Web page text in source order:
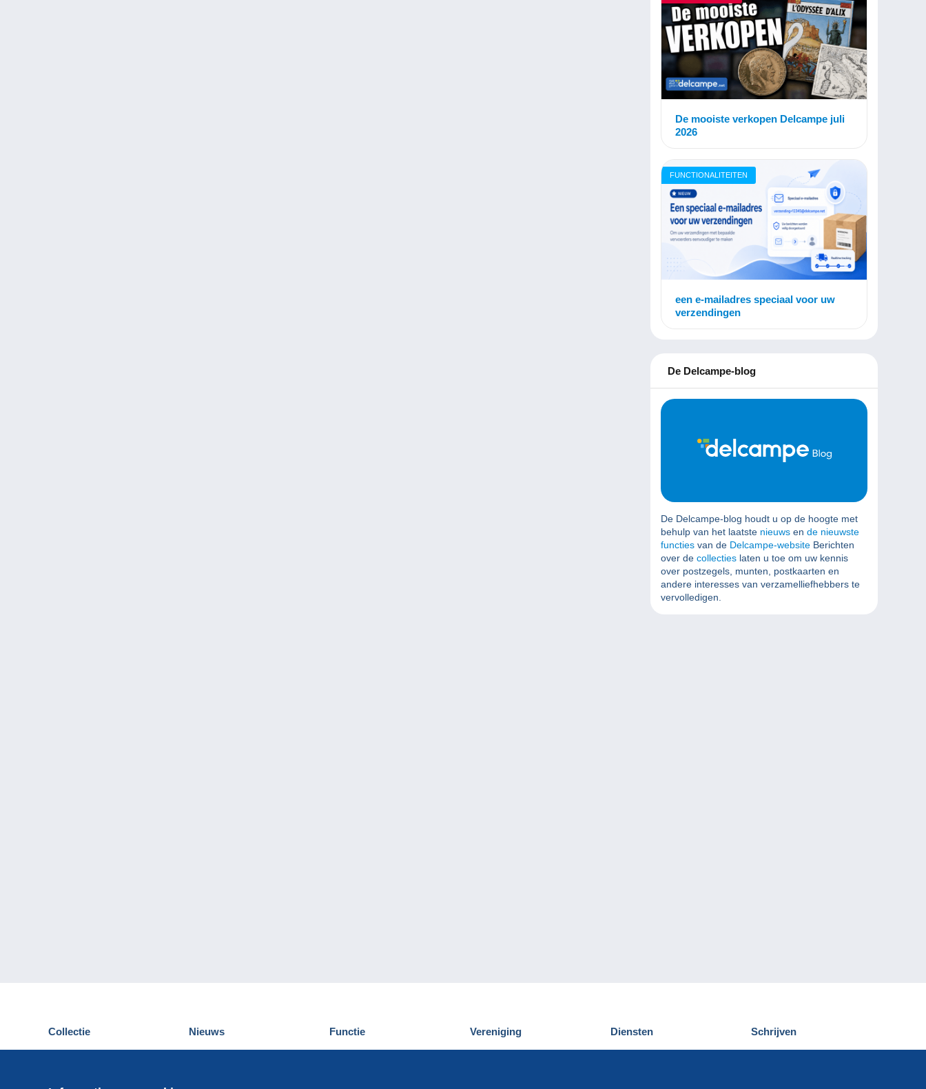
De mooiste verkopen Delcampe juli
2026
FUNCTIONALITEITEN
een e-mailadres speciaal voor uw
verzendingen
De Delcampe-blog
De Delcampe-blog houdt u op de hoogte met
behulp van het laatste nieuws en de nieuwste
functies van de Delcampe-website Berichten
over de collecties laten u toe om uw kennis
over postzegels, munten, postkaarten en
andere interesses van verzamelliefhebbers te
vervolledigen.
Collectie
Postkaarten
Nieuws
Delcampe Evenementen
Functie
Nieuwigheden
Vereniging
Wie zijn wij
Diensten
Delcampe ontdekken
Schrijven